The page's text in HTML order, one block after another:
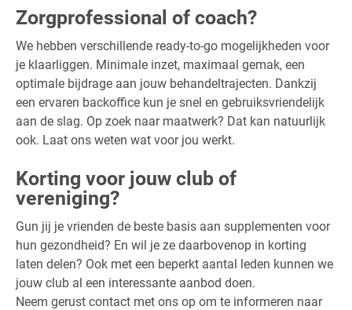
Zorgprofessional of coach?
We hebben verschillende ready-to-go mogelijkheden voor
je klaarliggen. Minimale inzet, maximaal gemak, een
optimale bijdrage aan jouw behandeltrajecten. Dankzij
een ervaren backoffice kun je snel en gebruiksvriendelijk
aan de slag. Op zoek naar maatwerk? Dat kan natuurlijk
ook. Laat ons weten wat voor jou werkt.
Korting voor jouw club of
vereniging?
Gun jij je vrienden de beste basis aan supplementen voor
hun gezondheid? En wil je ze daarbovenop in korting
laten delen? Ook met een beperkt aantal leden kunnen we
jouw club al een interessante aanbod doen.
Neem gerust contact met ons op om te informeren naar